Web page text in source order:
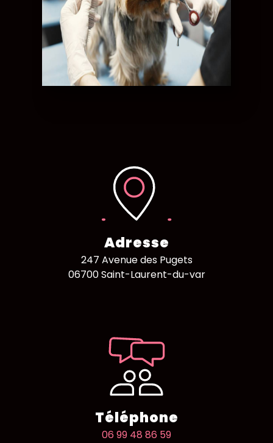
Adresse
247 Avenue des Pugets
06700 Saint-Laurent-du-var
Téléphone
06 99 48 86 59